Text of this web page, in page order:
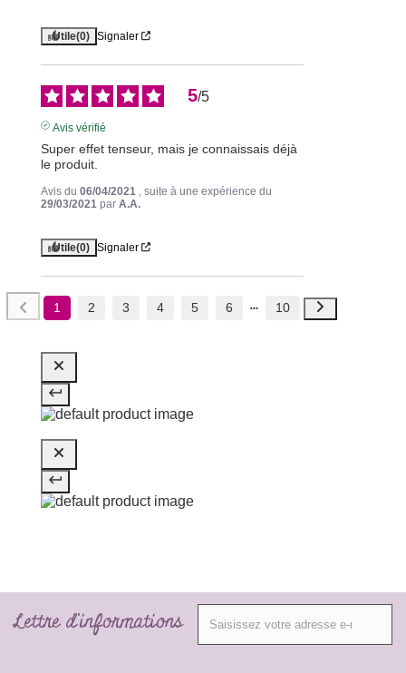
Utile(0) Signaler
5/5
Avis vérifié
Super effet tenseur, mais je connaissais déjà
le produit.
Avis du 06/04/2021 , suite à une expérience du
29/03/2021 par A.A.
Utile(0) Signaler
1 2 3 4 5 6 10
Lettre d'informations